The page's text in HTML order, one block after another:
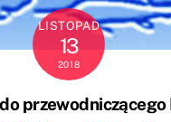
LISTOPAD
13
2018
przewodniczącego